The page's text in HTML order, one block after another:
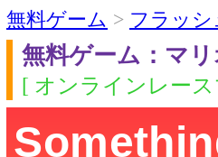
無料ゲーム > フラッシ
無料ゲーム：マ
[ オンラインレー